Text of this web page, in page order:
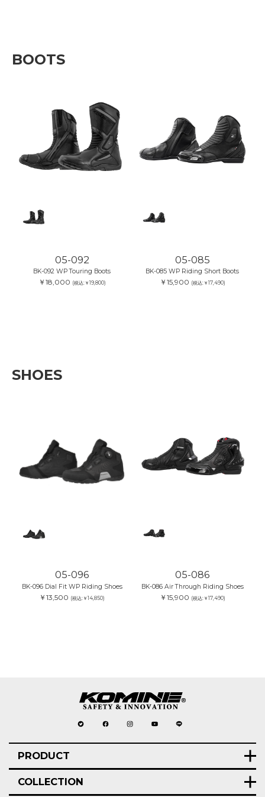
BOOTS
05-092
BK-092 WP Touring Boots
￥18,000 (税込:￥19,800)
05-085
BK-085 WP Riding Short Boots
￥15,900 (税込:￥17,490)
SHOES
05-096
BK-096 Dial Fit WP Riding Shoes
￥13,500 (税込:￥14,850)
05-086
BK-086 Air Through Riding Shoes
￥15,900 (税込:￥17,490)
PRODUCT
COLLECTION